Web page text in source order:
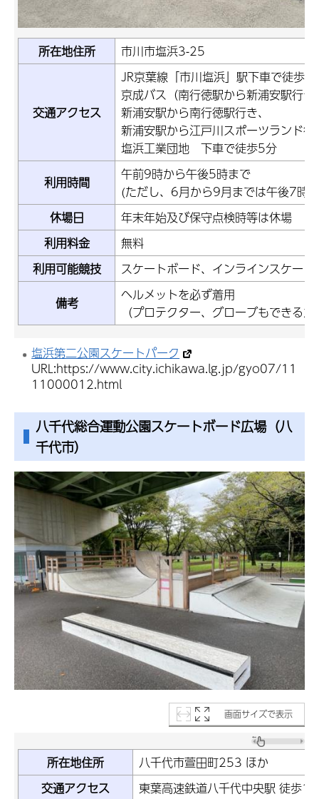
所在地住所 市川市塩浜3-25
交通アクセス
JR京葉線「市川塩浜」駅下車で徒歩
京成バス（南行徳駅から新浦安駅行き
新浦安駅から南行徳駅行き、
新浦安駅から江戸川スポーツランド行
塩浜工業団地 下車で徒歩5分
利用時間
午前9時から午後5時まで
(ただし、6月から9月までは午後7時
休場日
年末年始及び保守点検時等は休場
利用料金
無料
利用可能競技
スケートボード、インラインスケー
備考
ヘルメットを必ず着用
（プロテクター、グローブもできる
塩浜第二公園スケートパーク
URL:https://www.city.ichikawa.lg.jp/gyo07/11
11000012.html
八千代総合運動公園スケートボード広場（八
千代市）
画面サイズで表示
所在地住所
八千代市萱田町253 ほか
交通アクセス
東葉高速鉄道八千代中央駅 徒歩